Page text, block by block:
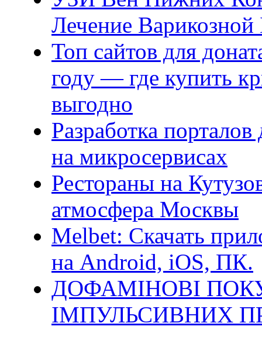
Лечение Варикозной
Топ сайтов для
году — где купить
выгодно
Разработка
на микросервисах
Рестораны на
атмосфера Москвы
Melbet: Скачать
на Android, iOS, ПК.
ДОФАМІНОВІ
ІМПУЛЬСИВНИХ